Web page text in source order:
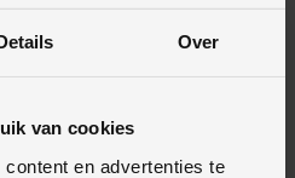
Over
van cookies
en advertenties te